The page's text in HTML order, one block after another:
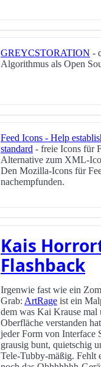
GREYCSTORATION -
Algorithmus als Open
Feed Icons - Help
standard - freie Icons für
Alternative zum XML-
Den Mozilla-Icons für
nachempfunden.
Kais
Flashback
Irgenwie fast wie ein
Grab: ArtRage ist ein
dem was Kai Krause mal
Oberfläche verstanden
jeder Form von Interface
grausig bunt, quietschig
Tele-Tubby-mäßig. Fehlt